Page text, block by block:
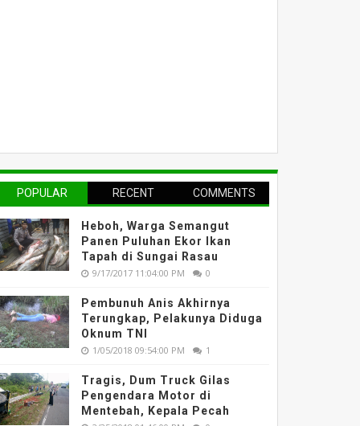
POPULAR RECENT COMMENTS
Heboh, Warga Semangut
Panen Puluhan Ekor Ikan
Tapah di Sungai Rasau
9/17/2017 11:04:00 PM 0
Pembunuh Anis Akhirnya
Terungkap, Pelakunya Diduga
Oknum TNI
1/05/2018 09:54:00 PM 1
Tragis, Dum Truck Gilas
Pengendara Motor di
Mentebah, Kepala Pecah